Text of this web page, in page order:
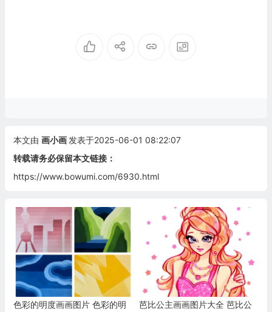
本文由 画小画 发表于2025-06-01 08:22:07
转载请务必保留本文链接：
https://www.bowumi.com/6930.html
色彩的明度画画图片 色彩的明
芭比公主画画图片大全 芭比公